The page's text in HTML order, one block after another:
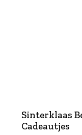
Sinterklaas
Cadeautjes